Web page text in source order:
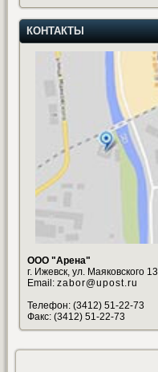
КОНТАКТЫ
ООО "Арена"
г. Ижевск, ул. Маяковского 13
Email: zabor@upost.ru
Телефон: (3412) 51-22-73
Факс: (3412) 51-22-73